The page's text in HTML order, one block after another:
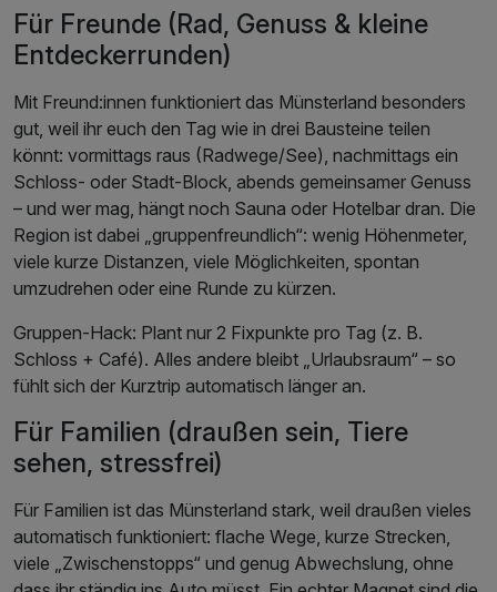
Für Freunde (Rad, Genuss & kleine
Entdeckerrunden)
Mit Freund:innen funktioniert das Münsterland besonders
gut, weil ihr euch den Tag wie in drei Bausteine teilen
könnt: vormittags raus (Radwege/See), nachmittags ein
Schloss‑ oder Stadt‑Block, abends gemeinsamer Genuss
– und wer mag, hängt noch Sauna oder Hotelbar dran. Die
Region ist dabei „gruppenfreundlich“: wenig Höhenmeter,
viele kurze Distanzen, viele Möglichkeiten, spontan
umzudrehen oder eine Runde zu kürzen.
Gruppen‑Hack: Plant nur 2 Fixpunkte pro Tag (z. B.
Schloss + Café). Alles andere bleibt „Urlaubsraum“ – so
fühlt sich der Kurztrip automatisch länger an.
Für Familien (draußen sein, Tiere
sehen, stressfrei)
Für Familien ist das Münsterland stark, weil draußen vieles
automatisch funktioniert: flache Wege, kurze Strecken,
viele „Zwischenstopps“ und genug Abwechslung, ohne